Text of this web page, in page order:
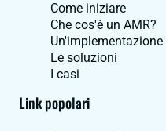
Come iniziare
Che cos'è un AMR?
Le soluzioni
I casi
Link popolari